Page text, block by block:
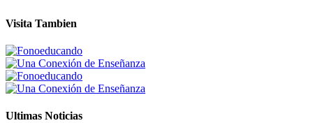
Visita Tambien
Ultimas Noticias